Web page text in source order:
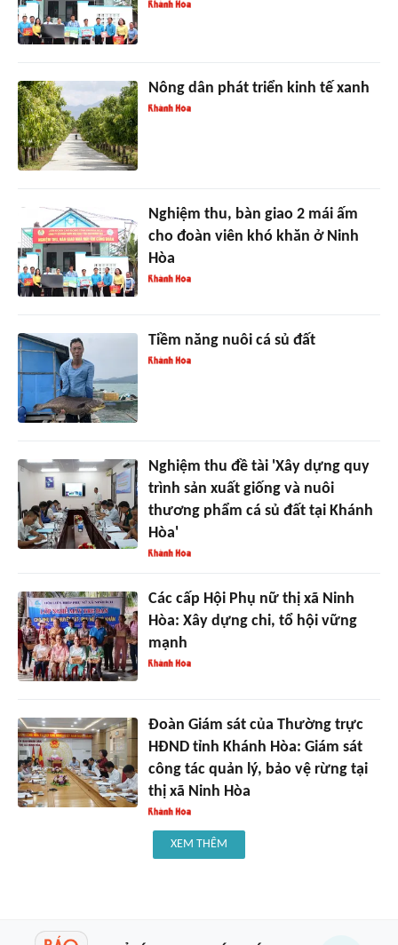
Nông dân phát triển kinh tế xanh
Nghiệm thu, bàn giao 2 mái ấm
cho đoàn viên khó khăn ở Ninh
Hòa
Tiềm năng nuôi cá sủ đất
Nghiệm thu đề tài 'Xây dựng quy
trình sản xuất giống và nuôi
thương phẩm cá sủ đất tại Khánh
Hòa'
Các cấp Hội Phụ nữ thị xã Ninh
Hòa: Xây dựng chi, tổ hội vững
mạnh
Đoàn Giám sát của Thường trực
HĐND tỉnh Khánh Hòa: Giám sát
công tác quản lý, bảo vệ rừng tại
thị xã Ninh Hòa
XEM THÊM